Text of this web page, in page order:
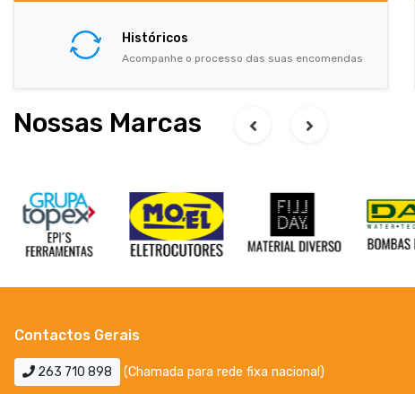
Históricos
Acompanhe o processo das suas encomendas
Nossas Marcas
Contactos Gerais
263 710 898 (Chamada para rede fixa nacional)